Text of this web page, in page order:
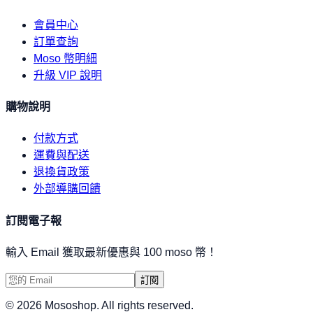
會員中心
訂單查詢
Moso 幣明細
升級 VIP 說明
購物說明
付款方式
運費與配送
退換貨政策
外部導購回饋
訂閱電子報
輸入 Email 獲取最新優惠與 100 moso 幣！
訂閱
© 2026 Mososhop. All rights reserved.